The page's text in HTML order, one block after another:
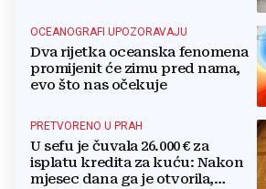
OCEANOGRAFI UPOZORAVAJU
Dva rijetka oceanska fenomena
promijenit će zimu pred nama,
evo što nas očekuje
PRETVORENO U PRAH
U sefu je čuvala 26.000 € za
isplatu kredita za kuću: Nakon
mjesec dana ga je otvorila,